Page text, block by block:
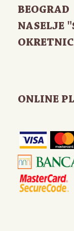
BEOGRAD
NASELJE
ONLINE